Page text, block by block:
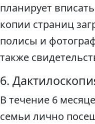
планирует
копии страниц
полисы и
также
6.
В течение 6
семьи лично